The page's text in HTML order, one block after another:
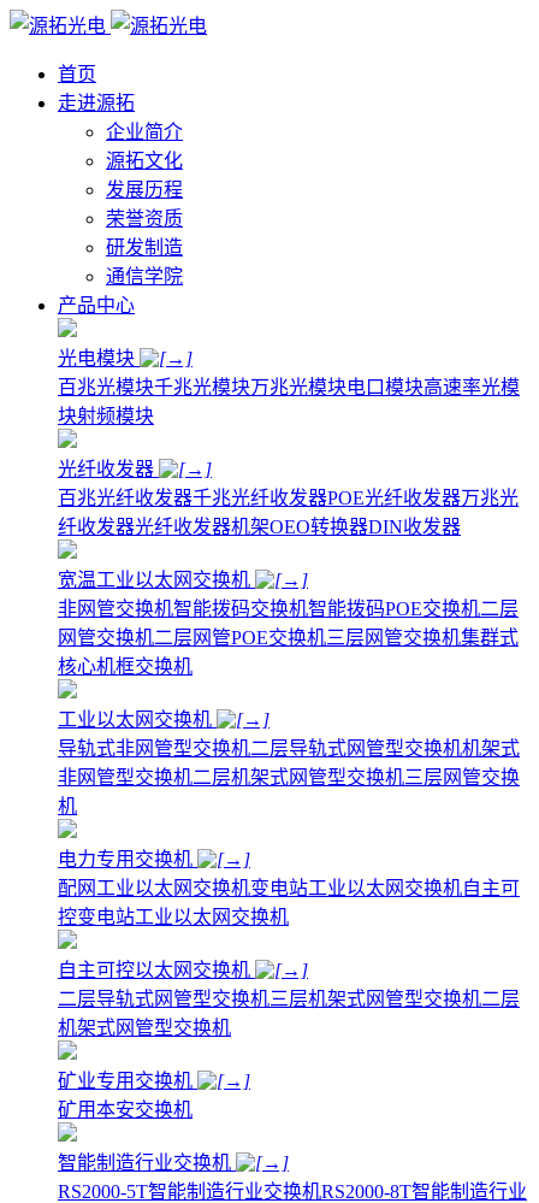
首页
走进源拓
企业简介
源拓文化
发展历程
荣誉资质
研发制造
通信学院
产品中心
光电模块
百兆光模块千兆光模块万兆光模块电口模块高速率光模
块射频模块
光纤收发器
百兆光纤收发器千兆光纤收发器POE光纤收发器万兆光
纤收发器光纤收发器机架OEO转换器DIN收发器
宽温工业以太网交换机
非网管交换机智能拨码交换机智能拨码POE交换机二层
网管交换机二层网管POE交换机三层网管交换机集群式
核心机框交换机
工业以太网交换机
导轨式非网管型交换机二层导轨式网管型交换机机架式
非网管型交换机二层机架式网管型交换机三层网管交换
机
电力专用交换机
配网工业以太网交换机变电站工业以太网交换机自主可
控变电站工业以太网交换机
自主可控以太网交换机
二层导轨式网管型交换机三层机架式网管型交换机二层
机架式网管型交换机
矿业专用交换机
矿用本安交换机
智能制造行业交换机
RS2000-5T智能制造行业交换机RS2000-8T智能制造行业